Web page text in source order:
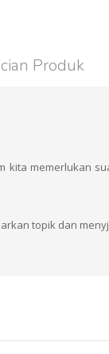
Produk
memerlukan
topik dan